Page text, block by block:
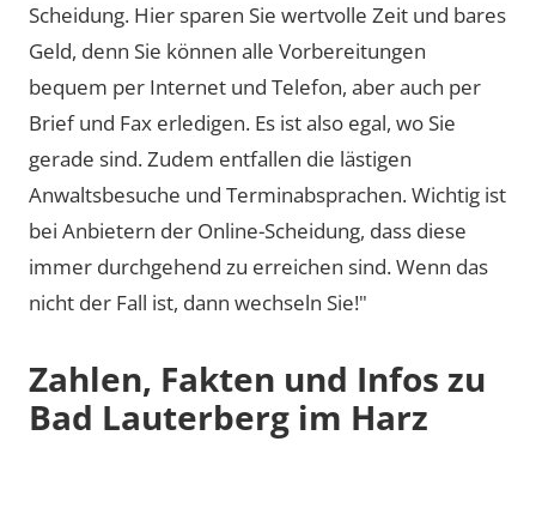
Scheidung. Hier sparen Sie wertvolle Zeit und bares
Geld, denn Sie können alle Vorbereitungen
bequem per Internet und Telefon, aber auch per
Brief und Fax erledigen. Es ist also egal, wo Sie
gerade sind. Zudem entfallen die lästigen
Anwaltsbesuche und Terminabsprachen. Wichtig ist
bei Anbietern der Online-Scheidung, dass diese
immer durchgehend zu erreichen sind. Wenn das
nicht der Fall ist, dann wechseln Sie!"
Zahlen, Fakten und Infos zu
Bad Lauterberg im Harz